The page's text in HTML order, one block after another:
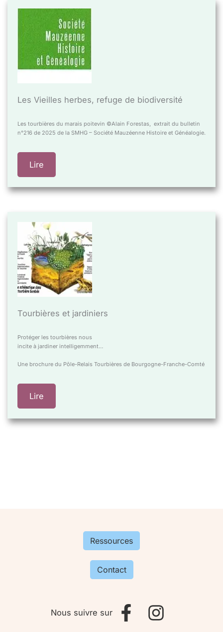
Les Vieilles herbes, refuge de biodiversité
Les tourbières du marais poitevin ©Alain Forestas, extrait du bulletin
n°216 de 2025 de la SMHG – Société Mauzéenne Histoire et Généalogie.
Lire
Tourbières et jardiniers
Protéger les tourbières nous
incite à jardiner intelligemment…
Une brochure du Pôle-Relais Tourbières de Bourgogne-Franche-Comté
Lire
Ressources
Contact
Nous suivre sur